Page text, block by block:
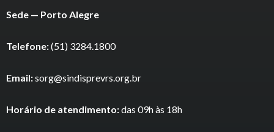
Sede — Porto Alegre
Telefone:(51) 3284.1800
Email:sorg@sindisprevrs.org.br
Horário de atendimento:das 09h às 18h